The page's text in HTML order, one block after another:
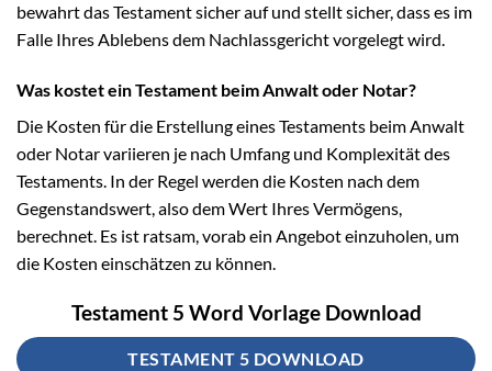
bewahrt das Testament sicher auf und stellt sicher, dass es im
Falle Ihres Ablebens dem Nachlassgericht vorgelegt wird.
Was kostet ein Testament beim Anwalt oder Notar?
Die Kosten für die Erstellung eines Testaments beim Anwalt
oder Notar variieren je nach Umfang und Komplexität des
Testaments. In der Regel werden die Kosten nach dem
Gegenstandswert, also dem Wert Ihres Vermögens,
berechnet. Es ist ratsam, vorab ein Angebot einzuholen, um
die Kosten einschätzen zu können.
Testament 5 Word Vorlage Download
TESTAMENT 5 DOWNLOAD